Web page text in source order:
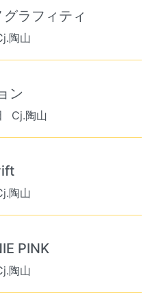
ラフィティ
陶山
ン
Cj.陶山
陶山
PINK
陶山